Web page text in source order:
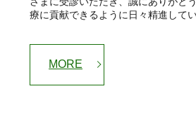
療に貢献できるように日々精進して
MORE